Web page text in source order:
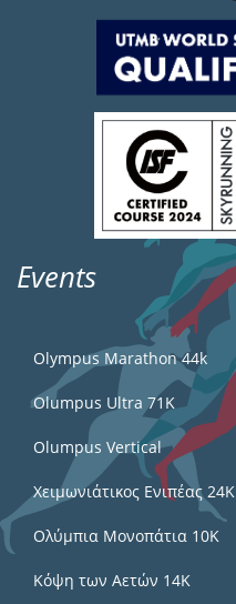
Events
Olympus Marathon 44k
Olumpus Ultra 71K
Olumpus Vertical
Χειμωνιάτικος Ενιπέας 24Κ
Ολύμπια Μονοπάτια 10Κ
Κόψη των Αετών 14Κ